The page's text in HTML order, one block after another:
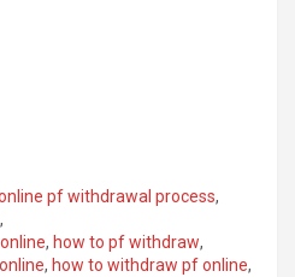
pf withdrawal process,
,
, how to pf withdraw,
, how to withdraw pf online,